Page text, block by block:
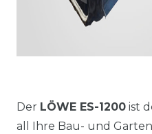
Der LÖWE ES-1200 ist
all Ihre Bau- und